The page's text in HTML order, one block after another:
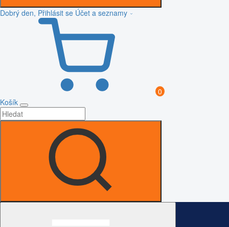
Dobrý den, Přihlásit se Účet a seznamy
0
Košík